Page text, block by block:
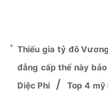
Thiếu gia tỷ đô
đẳng cấp thế này
Diệc Phi
/
Top 4 mỹ